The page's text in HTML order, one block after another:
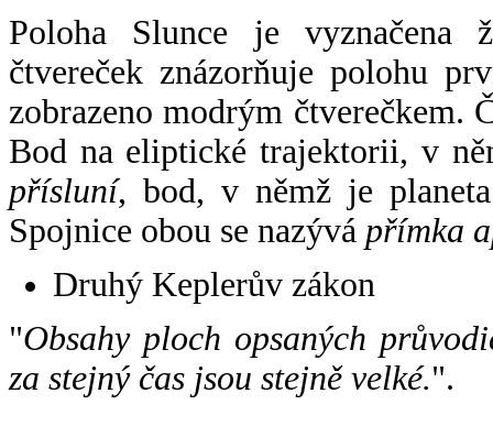
Poloha Slunce je vyznačena
čtvereček znázorňuje polohu
zobrazeno modrým čtverečkem.
Bod na eliptické trajektorii, v
přísluní, bod, v němž je
Spojnice obou se nazývá přímka
Druhý Keplerův zákon
"Obsahy ploch opsaných
za stejný čas jsou stejně velké.".